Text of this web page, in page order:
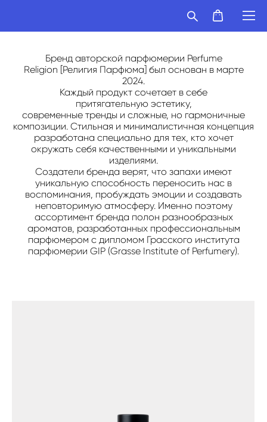
Бренд авторской парфюмерии ‌Perfume
Religion [Религия Парфюма] был основан в марте
2024.
Каждый продукт сочетает в себе
притягательную эстетику,
современные тренды и сложные, но гармоничные
композиции. Стильная и минималистичная концепция
разработана специально для тех, кто хочет
окружать себя качественными и уникальными
изделиями.
Создатели бренда верят, что запахи имеют
уникальную способность переносить нас в
воспоминания, пробуждать эмоции и создавать
неповторимую атмосферу. Именно поэтому
ассортимент бренда полон разнообразных
ароматов, разработанных профессиональным
парфюмером с дипломом Грасского института
парфюмерии GIP (Grasse Institute of Perfumery).